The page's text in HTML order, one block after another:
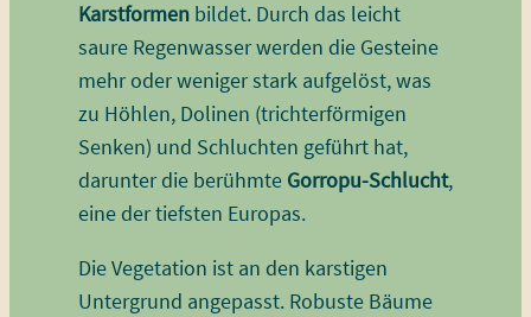
Karstformenbildet. Durch das leicht
saure Regenwasser werden die Gesteine
mehr oder weniger stark aufgelöst, was
zu Höhlen, Dolinen (trichterförmigen
Senken) und Schluchten geführt hat,
darunter die berühmte Gorropu-Schlucht,
eine der tiefsten Europas.
Die Vegetation ist an den karstigen
Untergrund angepasst. Robuste Bäume